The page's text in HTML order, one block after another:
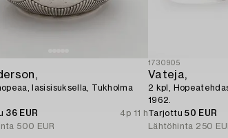
lasisisuksella, Tukholma
36 EUR
4p 11 h
500 EUR
1730905
Vateja,
2 kpl,
1962.
Tarjottu50 EUR
Lähtöhinta 250